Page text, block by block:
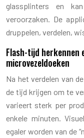
glassplinters en
veroorzaken. De
druppelen, verdelen,
Flash-tijd herkennen
microvezeldoeken
Na het verdelen van
de tijd krijgen om te
varieert sterk per
enkele minuten.
egaler worden van de